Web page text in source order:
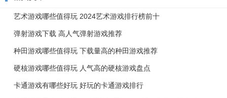
艺术游戏哪些值得玩 2024艺术游戏排行榜前十
弹射游戏下载 高人气弹射游戏推荐
种田游戏哪些值得玩 下载量高的种田游戏推荐
硬核游戏哪些值得玩 人气高的硬核游戏盘点
卡通游戏有哪些好玩 好玩的卡通游戏排行